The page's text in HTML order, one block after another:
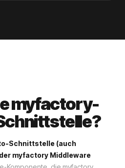
myfactory-
Schnittstelle (auch
myfactory Middleware